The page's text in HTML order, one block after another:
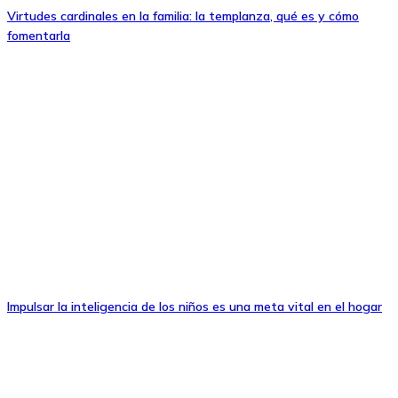
Virtudes cardinales en la familia: la templanza, qué es y cómo
fomentarla
Impulsar la inteligencia de los niños es una meta vital en el hogar